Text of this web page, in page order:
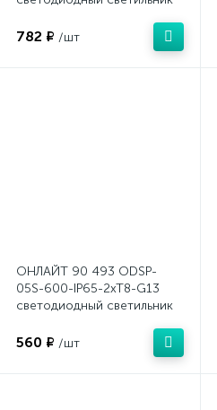
782 ₽ /шт
ОНЛАЙТ 90 493 ODSP-
05S-600-IP65-2xT8-G13
светодиодный светильник
560 ₽ /шт